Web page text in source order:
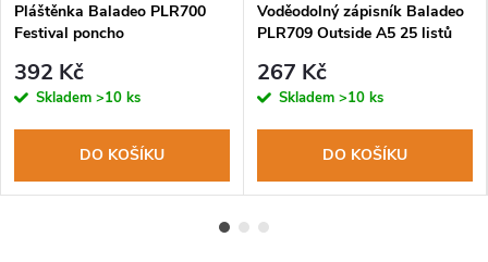
Pláštěnka Baladeo PLR700
Festival poncho
392 Kč
Skladem >10 ks
DO KOŠÍKU
Voděodolný zápisník Baladeo
PLR709 Outside A5 25 listů
267 Kč
Skladem >10 ks
DO KOŠÍKU